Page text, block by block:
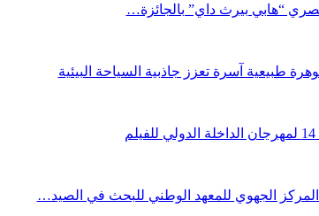
“هابي بيرث داي” بالجائزة…
طبيعية آسرة تعزز جاذبية السياحة البيئية
المركز الجهوي للمعهد الوطني للبحث في الصيد…